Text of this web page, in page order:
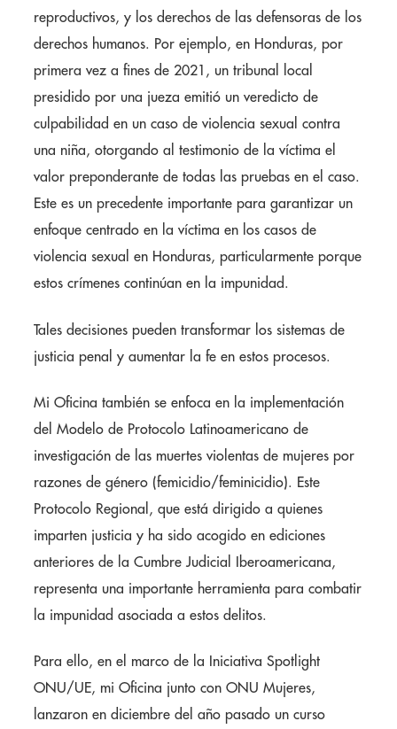
reproductivos, y los derechos de las defensoras de los
derechos humanos. Por ejemplo, en Honduras, por
primera vez a fines de 2021, un tribunal local
presidido por una jueza emitió un veredicto de
culpabilidad en un caso de violencia sexual contra
una niña, otorgando al testimonio de la víctima el
valor preponderante de todas las pruebas en el caso.
Este es un precedente importante para garantizar un
enfoque centrado en la víctima en los casos de
violencia sexual en Honduras, particularmente porque
estos crímenes continúan en la impunidad.
Tales decisiones pueden transformar los sistemas de
justicia penal y aumentar la fe en estos procesos.
Mi Oficina también se enfoca en la implementación
del Modelo de Protocolo Latinoamericano de
investigación de las muertes violentas de mujeres por
razones de género (femicidio/feminicidio). Este
Protocolo Regional, que está dirigido a quienes
imparten justicia y ha sido acogido en ediciones
anteriores de la Cumbre Judicial Iberoamericana,
representa una importante herramienta para combatir
la impunidad asociada a estos delitos.
Para ello, en el marco de la Iniciativa Spotlight
ONU/UE, mi Oficina junto con ONU Mujeres,
lanzaron en diciembre del año pasado un curso